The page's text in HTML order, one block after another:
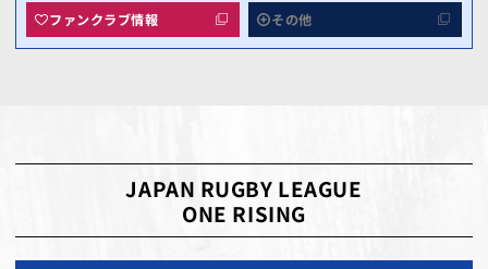
ファンクラブ情報 その他
JAPAN RUGBY LEAGUE
ONE RISING